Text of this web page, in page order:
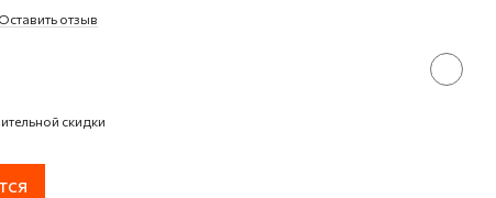
Оставить отзыв
скидки